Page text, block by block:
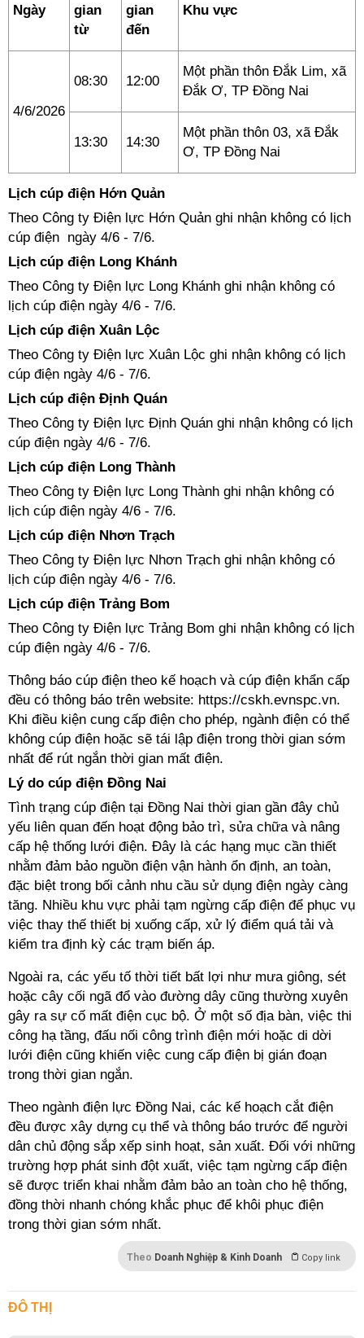
Ngày
gian
từ
gian
đến
Khu vực
4/6/2026
08:30 12:00
Một phần thôn Đắk Lim, xã
Đắk Ơ, TP Đồng Nai
13:30 14:30
Một phần thôn 03, xã Đắk
Ơ, TP Đồng Nai
Lịch cúp điện Hớn Quản
Theo Công ty Điện lực Hớn Quản ghi nhận không có lịch
cúp điện ngày 4/6 - 7/6.
Lịch cúp điện Long Khánh
Theo Công ty Điện lực Long Khánh ghi nhận không có
lịch cúp điện ngày 4/6 - 7/6.
Lịch cúp điện Xuân Lộc
Theo Công ty Điện lực Xuân Lộc ghi nhận không có lịch
cúp điện ngày 4/6 - 7/6.
Lịch cúp điện Định Quán
Theo Công ty Điện lực Định Quán ghi nhận không có lịch
cúp điện ngày 4/6 - 7/6.
Lịch cúp điện Long Thành
Theo Công ty Điện lực Long Thành ghi nhận không có
lịch cúp điện ngày 4/6 - 7/6.
Lịch cúp điện Nhơn Trạch
Theo Công ty Điện lực Nhơn Trạch ghi nhận không có
lịch cúp điện ngày 4/6 - 7/6.
Lịch cúp điện Trảng Bom
Theo Công ty Điện lực Trảng Bom ghi nhận không có lịch
cúp điện ngày 4/6 - 7/6.
Thông báo cúp điện theo kế hoạch và cúp điện khẩn cấp
đều có thông báo trên website: https://cskh.evnspc.vn.
Khi điều kiện cung cấp điện cho phép, ngành điện có thể
không cúp điện hoặc sẽ tái lập điện trong thời gian sớm
nhất để rút ngắn thời gian mất điện.
Lý do cúp điện Đồng Nai
Tình trạng cúp điện tại Đồng Nai thời gian gần đây chủ
yếu liên quan đến hoạt động bảo trì, sửa chữa và nâng
cấp hệ thống lưới điện. Đây là các hạng mục cần thiết
nhằm đảm bảo nguồn điện vận hành ổn định, an toàn,
đặc biệt trong bối cảnh nhu cầu sử dụng điện ngày càng
tăng. Nhiều khu vực phải tạm ngừng cấp điện để phục vụ
việc thay thế thiết bị xuống cấp, xử lý điểm quá tải và
kiểm tra định kỳ các trạm biến áp.
Ngoài ra, các yếu tố thời tiết bất lợi như mưa giông, sét
hoặc cây cối ngã đổ vào đường dây cũng thường xuyên
gây ra sự cố mất điện cục bộ. Ở một số địa bàn, việc thi
công hạ tầng, đấu nối công trình điện mới hoặc di dời
lưới điện cũng khiến việc cung cấp điện bị gián đoạn
trong thời gian ngắn.
Theo ngành điện lực Đồng Nai, các kế hoạch cắt điện
đều được xây dựng cụ thể và thông báo trước để người
dân chủ động sắp xếp sinh hoạt, sản xuất. Đối với những
trường hợp phát sinh đột xuất, việc tạm ngừng cấp điện
sẽ được triển khai nhằm đảm bảo an toàn cho hệ thống,
đồng thời nhanh chóng khắc phục để khôi phục điện
trong thời gian sớm nhất.
Theo Doanh Nghiệp & Kinh Doanh Copy link
ĐÔ THỊ